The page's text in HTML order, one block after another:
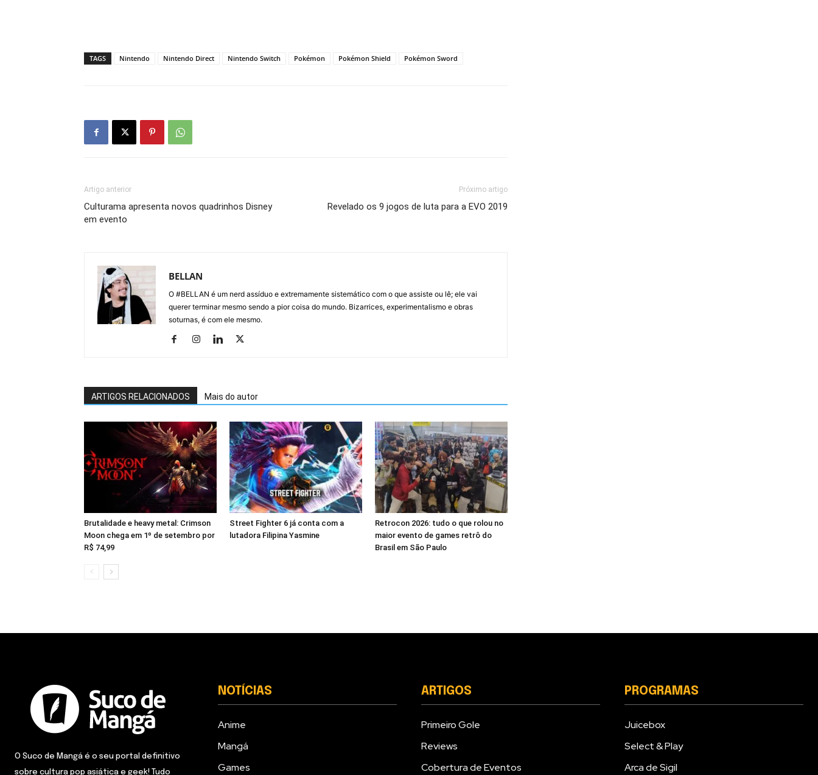
TAGS Nintendo Nintendo Direct Nintendo Switch Pokémon Pokémon Shield Pokémon Sword
Artigo anterior
Culturama apresenta novos quadrinhos Disney
em evento
Próximo artigo
Revelado os 9 jogos de luta para a EVO 2019
BELLAN
O #BELLAN é um nerd assíduo e extremamente sistemático com o que assiste ou lê; ele vai
querer terminar mesmo sendo a pior coisa do mundo. Bizarrices, experimentalismo e obras
soturnas, é com ele mesmo.
ARTIGOS RELACIONADOS Mais do autor
Brutalidade e heavy metal: Crimson
Moon chega em 1º de setembro por
R$ 74,99
Street Fighter 6 já conta com a
lutadora Filipina Yasmine
Retrocon 2026: tudo o que rolou no
maior evento de games retrô do
Brasil em São Paulo
O Suco de Mangá é o seu portal definitivo
sobre cultura pop asiática e geek! Tudo
NOTÍCIAS
Anime
Mangá
Games
ARTIGOS
Primeiro Gole
Reviews
Cobertura de Eventos
PROGRAMAS
Juicebox
Select & Play
Arca de Sigil